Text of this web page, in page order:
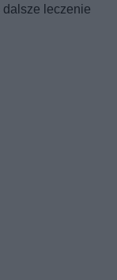
leczenie